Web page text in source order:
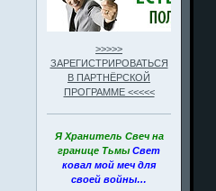
>>>>>
ЗАРЕГИСТРИРОВАТЬСЯ
В ПАРТНЁРСКОЙ
ПРОГРАММЕ <<<<<
Я Хранитель Свеч на
границе Тьмы Свет
ковал мой меч для
своей войны…